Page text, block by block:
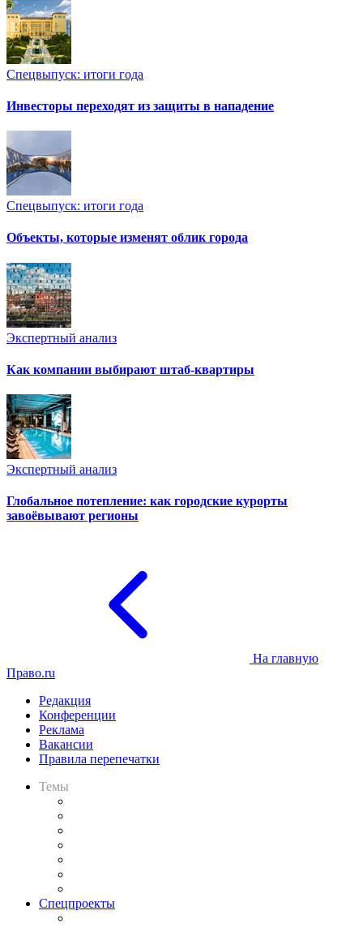
Спецвыпуск: итоги года
Инвесторы переходят из защиты в нападение
Спецвыпуск: итоги года
Объекты, которые изменят облик города
Экспертный анализ
Как компании выбирают штаб-квартиры
Экспертный анализ
Глобальное потепление: как городские курорты
завоёвывают регионы
На главную
Право.ru
Редакция
Конференции
Реклама
Вакансии
Правила перепечатки
Темы
Спецпроекты